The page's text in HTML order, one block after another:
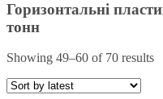
Горизонтальні
тонн
Showing 49–60 of 70 results